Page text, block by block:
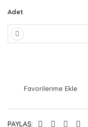
Adet
PAYLAŞ: